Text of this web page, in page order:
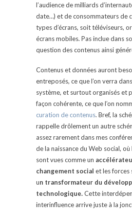
l’audience de milliards
date…) et de consommateurs de
types d’écrans, soit téléviseurs,
écrans mobiles. Pas inclue dans
question des contenus ainsi
Contenus et données auront
entreposés, ce que l’on verra
système, et surtout organisés et
façon cohérente, ce que l’on
curation de contenus. Bref, la
rappelle drôlement un autre
assez rarement dans mes
de la naissance du Web social,
sont vues comme un
changement social et les forces
un transformateur du
technologique.Cette
interinfluence arrive juste à la